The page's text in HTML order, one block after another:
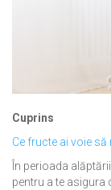
Cuprins
Ce fructe ai voie
În perioada
pentru a te asigura